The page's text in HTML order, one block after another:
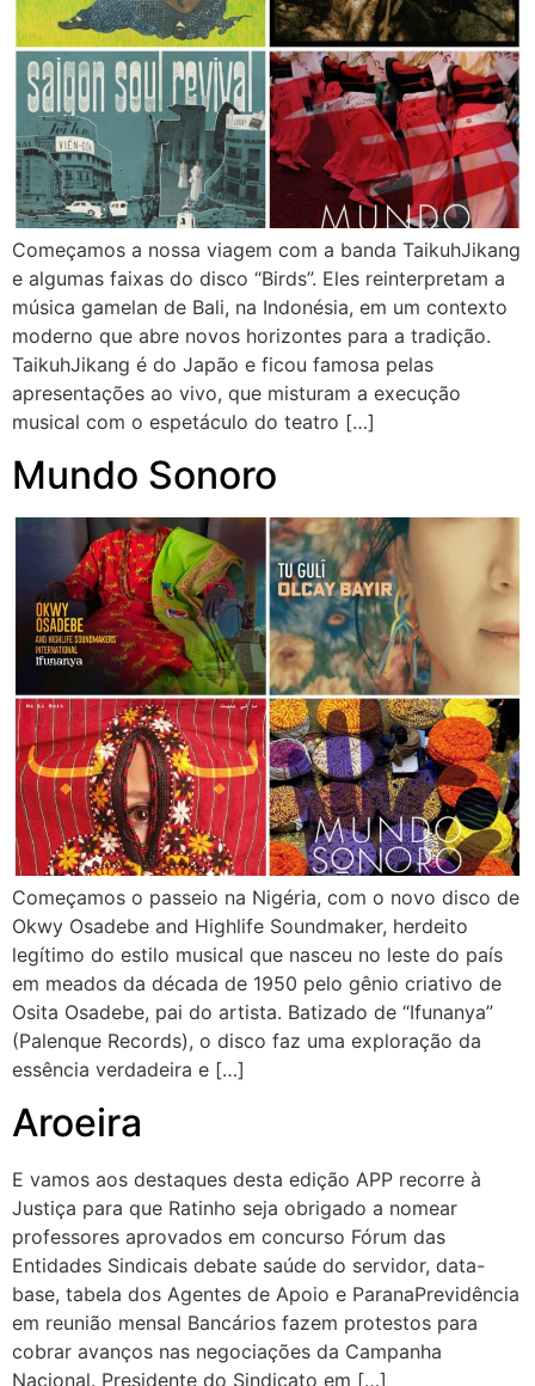
Começamos a nossa viagem com a banda TaikuhJikang
e algumas faixas do disco “Birds”. Eles reinterpretam a
música gamelan de Bali, na Indonésia, em um contexto
moderno que abre novos horizontes para a tradição.
TaikuhJikang é do Japão e ficou famosa pelas
apresentações ao vivo, que misturam a execução
musical com o espetáculo do teatro […]
Mundo Sonoro
Começamos o passeio na Nigéria, com o novo disco de
Okwy Osadebe and Highlife Soundmaker, herdeito
legítimo do estilo musical que nasceu no leste do país
em meados da década de 1950 pelo gênio criativo de
Osita Osadebe, pai do artista. Batizado de “Ifunanya”
(Palenque Records), o disco faz uma exploração da
essência verdadeira e […]
Aroeira
E vamos aos destaques desta edição APP recorre à
Justiça para que Ratinho seja obrigado a nomear
professores aprovados em concurso Fórum das
Entidades Sindicais debate saúde do servidor, data-
base, tabela dos Agentes de Apoio e ParanaPrevidência
em reunião mensal Bancários fazem protestos para
cobrar avanços nas negociações da Campanha
Nacional. Presidente do Sindicato em […]